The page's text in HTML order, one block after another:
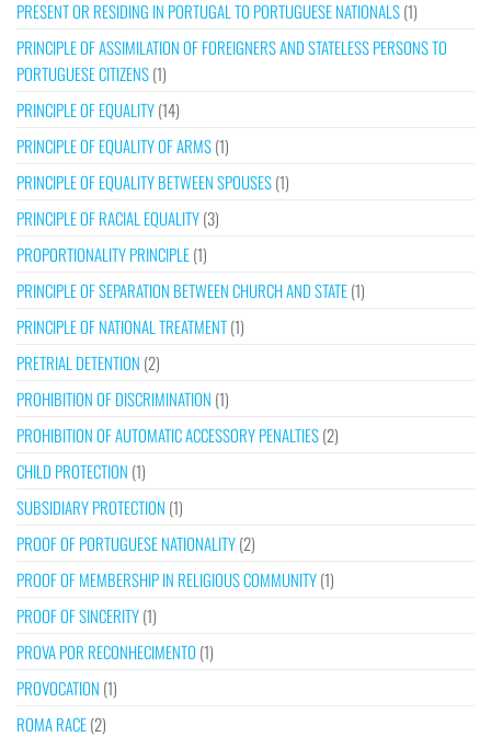
PRESENT OR RESIDING IN PORTUGAL TO PORTUGUESE NATIONALS(1)
PRINCIPLE OF ASSIMILATION OF FOREIGNERS AND STATELESS PERSONS TO
PORTUGUESE CITIZENS(1)
PRINCIPLE OF EQUALITY(14)
PRINCIPLE OF EQUALITY OF ARMS(1)
PRINCIPLE OF EQUALITY BETWEEN SPOUSES(1)
PRINCIPLE OF RACIAL EQUALITY(3)
PROPORTIONALITY PRINCIPLE(1)
PRINCIPLE OF SEPARATION BETWEEN CHURCH AND STATE(1)
PRINCIPLE OF NATIONAL TREATMENT(1)
PRETRIAL DETENTION (2)
PROHIBITION OF DISCRIMINATION (1)
PROHIBITION OF AUTOMATIC ACCESSORY PENALTIES(2)
CHILD PROTECTION (1)
SUBSIDIARY PROTECTION (1)
PROOF OF PORTUGUESE NATIONALITY(2)
PROOF OF MEMBERSHIP IN RELIGIOUS COMMUNITY(1)
PROOF OF SINCERITY(1)
PROVA POR RECONHECIMENTO (1)
PROVOCATION (1)
ROMA RACE(2)